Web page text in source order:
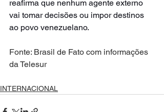
reafirma que nenhum agente externo
vai tomar decisões ou impor destinos
ao povo venezuelano.
Fonte: Brasil de Fato com informações
da Telesur
INTERNACIONAL